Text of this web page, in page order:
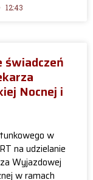
12:43
świadczeń
Nocnej i
w
na udzielanie
Wyjazdowej
w ramach